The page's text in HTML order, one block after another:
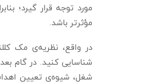
مورد توجه قرار گیرد؛
مؤثرتر باشد.
در واقع، نظریه‌ی مک
شناسایی کنید. در گام
شغل، شیوه‌ی تعیین